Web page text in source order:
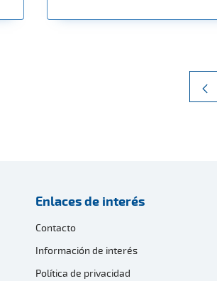
Enlaces de interés
Contacto
Información de interés
Política de privacidad